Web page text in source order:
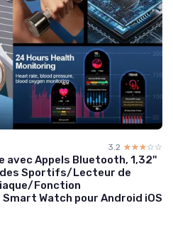
3.2 ☆☆☆☆☆
★★★★★
avec Appels Bluetooth, 1,32''
Sportifs/Lecteur de
Fonction
Watch pour Android iOS